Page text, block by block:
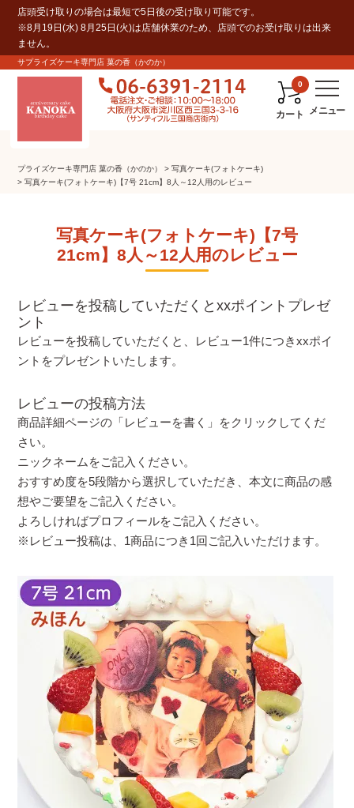
店頭受け取りの場合は最短で5日後の受け取り可能です。
※8月19日(水) 8月25日(火)は店舗休業のため、店頭でのお受け取りは出来
ません。
サプライズケーキ専門店 菓の香（かのか）
0
カート
プライズケーキ専⾨店 菓の⾹（かのか）
写真ケーキ(フォトケーキ)
写真ケーキ(フォトケーキ)【7号 21cm】8人～12人用のレビュー
写真ケーキ(フォトケーキ)【7号
21cm】8人～12人用のレビュー
レビューを投稿していただくとxxポイントプレゼ
ント
レビューを投稿していただくと、レビュー1件につきxxポイ
ントをプレゼントいたします。
レビューの投稿方法
商品詳細ページの「レビューを書く」をクリックしてくだ
さい。
ニックネームをご記入ください。
おすすめ度を5段階から選択していただき、本文に商品の感
想やご要望をご記入ください。
よろしければプロフィールをご記入ください。
※レビュー投稿は、1商品につき1回ご記入いただけます。